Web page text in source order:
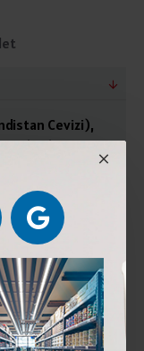
Cevizi),
(%7), Peynir
Lesitini),
yerde
. Fındık ve
meyveler ve